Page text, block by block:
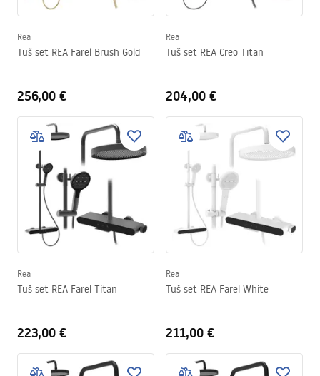
Rea
Tuš set REA Farel Brush Gold
256,00 €
Rea
Tuš set REA Creo Titan
204,00 €
Rea
Tuš set REA Farel Titan
223,00 €
Rea
Tuš set REA Farel White
211,00 €